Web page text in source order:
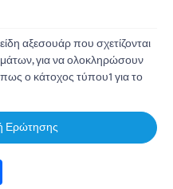
αξεσουάρ που σχετίζονται
για να ολοκληρώσουν
ο κάτοχος τύπου1 για το
Ερώτησης